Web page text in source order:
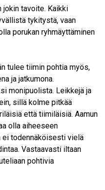
tavoite. Kaikki
tykitystä, vaan
porukan ryhmäyttäminen
tulee tiimin pohtia myös,
ja jatkumona.
monipuolista. Leikkejä ja
sillä kolme pitkää
että tiimiläisiä. Aamun
olla aiheeseen
ei todennäköisesti vielä
Vastaavasti iltaan
pohtivia